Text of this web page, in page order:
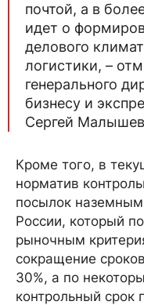
почтой, а в
идет о
делового
логистики, –
генерального
бизнесу и
Сергей
Кроме того, в
норматив
посылок
России, который
рыночным
сокращение
30%, а по
контрольный срок